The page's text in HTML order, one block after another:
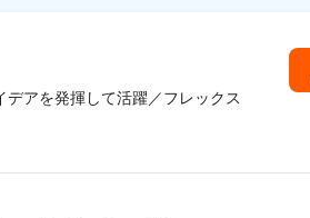
アを発揮して活躍／フレックス